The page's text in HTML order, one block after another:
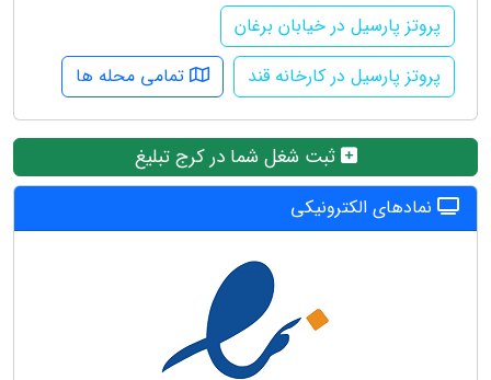
پروتز پارسیل در خیابان برغان
پروتز پارسیل در کارخانه قند
تمامی محله ها
ثبت شغل شما در کرج تبلیغ
نمادهای الکترونیکی